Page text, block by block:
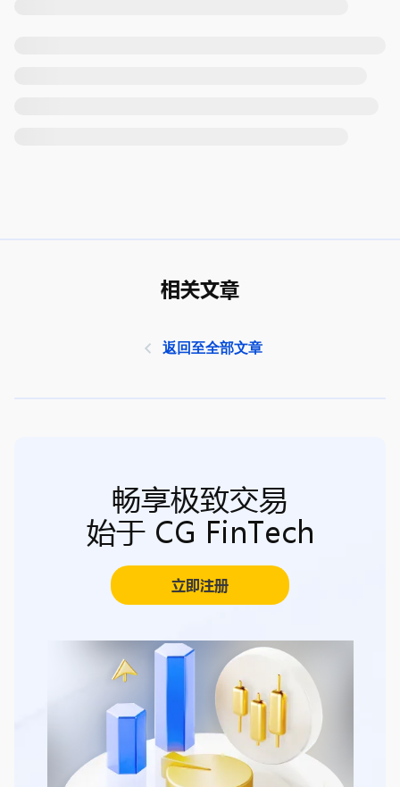
相关文章
返回至全部文章
畅享极致交易
始于 CG FinTech
立即注册